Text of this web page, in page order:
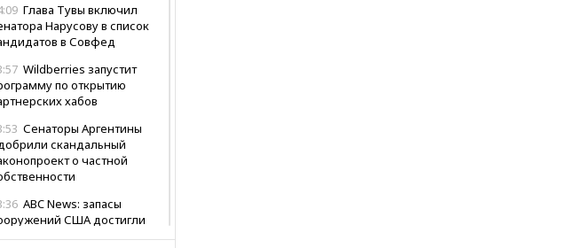
Глава Тувы включил
Нарусову в список
в Совфед
Wildberries запустит
по открытию
хабов
Сенаторы Аргентины
скандальный
о частной
ABC News: запасы
США достигли